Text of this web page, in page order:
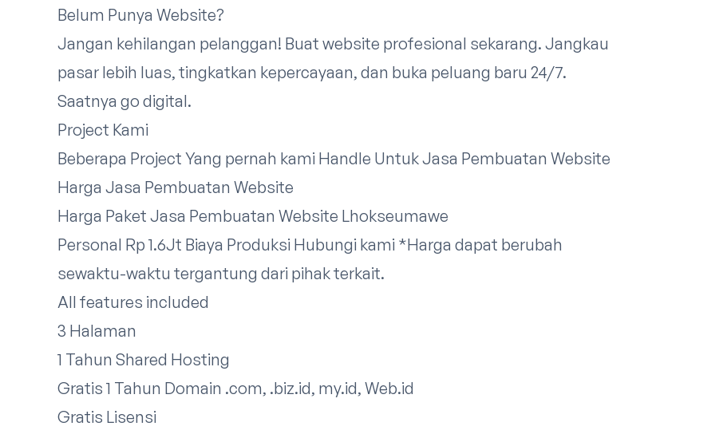
Belum Punya Website?
Jangan kehilangan pelanggan! Buat website profesional sekarang. Jangkau
pasar lebih luas, tingkatkan kepercayaan, dan buka peluang baru 24/7.
Saatnya go digital.
Project Kami
Beberapa Project Yang pernah kami Handle Untuk Jasa Pembuatan Website
Harga Jasa Pembuatan Website
Harga Paket Jasa Pembuatan Website Lhokseumawe
Personal Rp 1.6Jt Biaya Produksi Hubungi kami *Harga dapat berubah
sewaktu-waktu tergantung dari pihak terkait.
All features included
3 Halaman
1 Tahun Shared Hosting
Gratis 1 Tahun Domain .com, .biz.id, my.id, Web.id
Gratis Lisensi